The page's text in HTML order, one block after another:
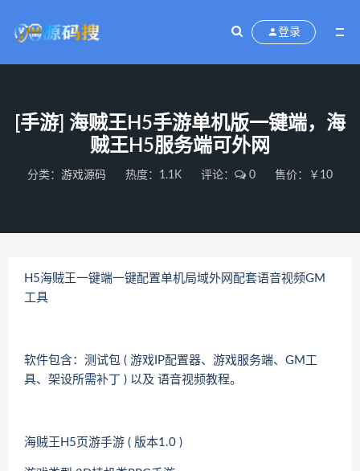
登录
[手游] 海贼王H5手游单机版一键端，海
贼王H5服务端可外网
分类： 游戏源码 热度：1.1K 评论： 0 售价：￥10
H5海贼王一键端一键配置单机局域外网配套语音视频GM
工具
软件包含：测试包 ( 游戏IP配置器、游戏服务端、GM工
具、架设所需补丁 ) 以及 语音视频教程。
海贼王H5页游手游 ( 版本1.0 )